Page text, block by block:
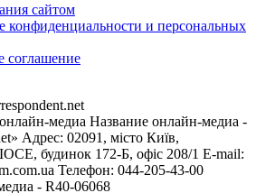
сайтом
конфиденциальности и персональных
соглашение
медиа Название онлайн-медиа -
Адрес: 02091, місто Київ,
будинок 172-Б, офіс 208/1 E-mail:
Телефон: 044-205-43-00
- R40-06068